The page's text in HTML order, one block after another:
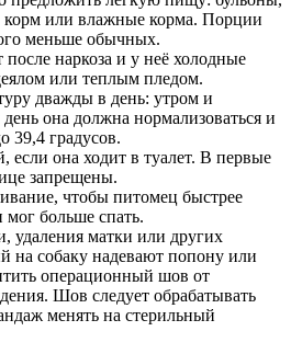
корм или влажные корма. Порции
меньше обычных.
наркоза и у неё холодные
или теплым пледом.
дважды в день: утром и
она должна нормализоваться и
39,4 градусов.
если она ходит в туалет. В первые
запрещены.
чтобы питомец быстрее
мог больше спать.
удаления матки или других
на собаку надевают попону или
операционный шов от
Шов следует обрабатывать
менять на стерильный